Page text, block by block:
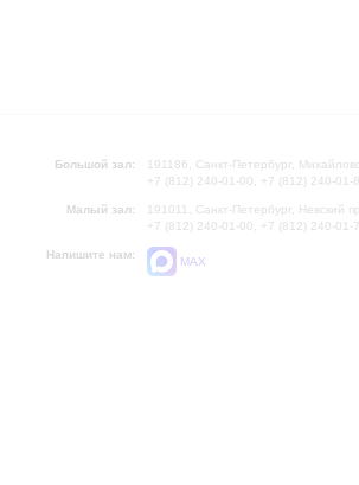
Большой зал:
191186, Санкт-Петербург,
+7 (812) 240-01-00, +7 (812) 240-01-
Малый зал:
191011, Санкт-Петербург, Невский
+7 (812) 240-01-00, +7 (812) 240-01-
Напишите нам:
MAX